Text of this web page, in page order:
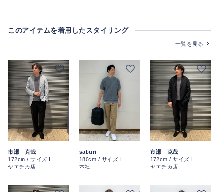
このアイテムを着用したスタイリング
一覧を見る
市瀬 克哉
172cm / サイズ L
ヤエチカ店
saburi
180cm / サイズ L
本社
市瀬 克哉
172cm / サイズ L
ヤエチカ店